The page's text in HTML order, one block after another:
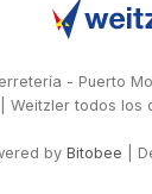
- Puerto
Weitzler todos los
by Bitobee |